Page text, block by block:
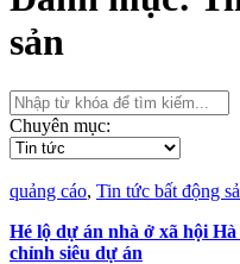
sản
Chuyên mục:
quảng cáo, Tin tức bất động
Hé lộ dự án nhà ở xã hội
chỉnh siêu dự án